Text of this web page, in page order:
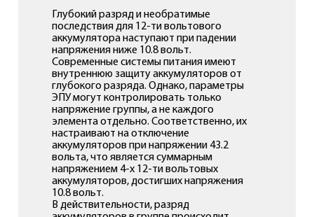
Глубокий разряд и необратимые
последствия для 12-ти вольтового
аккумулятора наступают при падении
напряжения ниже 10.8 вольт.
Современные системы питания имеют
внутреннюю защиту аккумуляторов от
глубокого разряда. Однако, параметры
ЭПУ могут контролировать только
напряжение группы, а не каждого
элемента отдельно. Соответственно, их
настраивают на отключение
аккумуляторов при напряжении 43.2
вольта, что является суммарным
напряжением 4-х 12-ти вольтовых
аккумуляторов, достигших напряжения
10.8 вольт.
В действительности, разряд